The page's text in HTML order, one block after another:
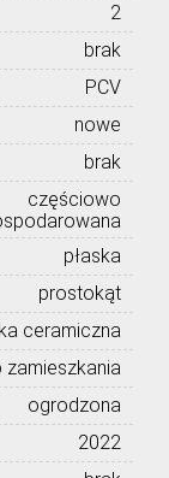
2
brak
PCV
nowe
brak
częściowo
płaska
prostokąt
ceramiczna
zamieszkania
ogrodzona
2022